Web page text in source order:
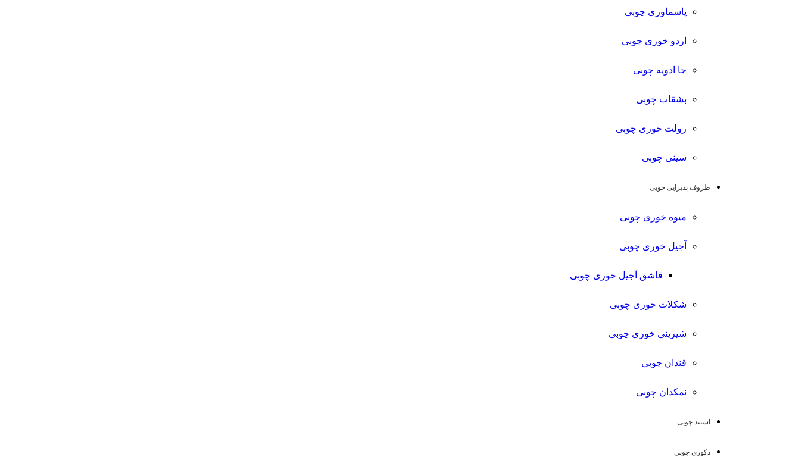
پاسماوری چوبی
اردو خوری چوبی
جا ادویه چوبی
بشقاب چوبی
رولت خوری چوبی
سینی چوبی
ظروف پذیرایی چوبی
میوه خوری چوبی
آجیل خوری چوبی
قاشق آجیل خوری چوبی
شکلات خوری چوبی
شیرینی خوری چوبی
قندان چوبی
نمکدان چوبی
استند چوبی
دکوری چوبی